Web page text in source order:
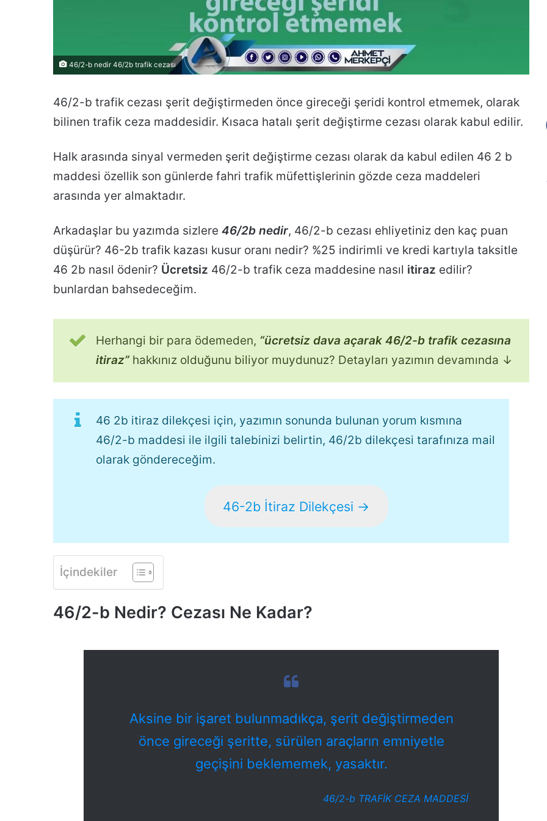
46/2-b nedir 46/2b trafik cezası
46/2-b trafik cezası şerit değiştirmeden önce gireceği şeridi kontrol etmemek, olarak
bilinen trafik ceza maddesidir. Kısaca hatalı şerit değiştirme cezası olarak kabul edilir.
Halk arasında sinyal vermeden şerit değiştirme cezası olarak da kabul edilen 46 2 b
maddesi özellik son günlerde fahri trafik müfettişlerinin gözde ceza maddeleri
arasında yer almaktadır.
Arkadaşlar bu yazımda sizlere 46/2b nedir, 46/2-b cezası ehliyetiniz den kaç puan
düşürür? 46-2b trafik kazası kusur oranı nedir? %25 indirimli ve kredi kartıyla taksitle
46 2b nasıl ödenir? Ücretsiz 46/2-b trafik ceza maddesine nasıl itiraz edilir?
bunlardan bahsedeceğim.
Herhangi bir para ödemeden, “ücretsiz dava açarak 46/2-b trafik cezasına
itiraz” hakkınız olduğunu biliyor muydunuz? Detayları yazımın devamında ↓
46 2b itiraz dilekçesi için, yazımın sonunda bulunan yorum kısmına
46/2-b maddesi ile ilgili talebinizi belirtin, 46/2b dilekçesi tarafınıza mail
olarak göndereceğim.
46-2b İtiraz Dilekçesi →
İçindekiler
46/2-b Nedir? Cezası Ne Kadar?
Aksine bir işaret bulunmadıkça, şerit değiştirmeden
önce gireceği şeritte, sürülen araçların emniyetle
geçişini beklememek, yasaktır.
46/2-b TRAFİK CEZA MADDESİ